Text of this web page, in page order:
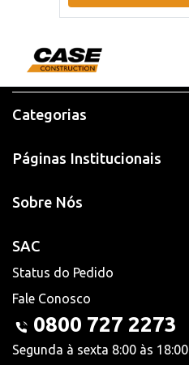
Categorias
Páginas Institucionais
Sobre Nós
SAC
Status do Pedido
Fale Conosco
0800 727 2273
Segunda à sexta 8:00 às 18:00